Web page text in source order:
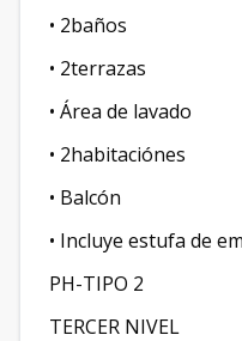
• 2baños
• 2terrazas
• Área de lavado
• 2habitaciónes
• Balcón
• Incluye estufa de
PH-TIPO 2
TERCER NIVEL